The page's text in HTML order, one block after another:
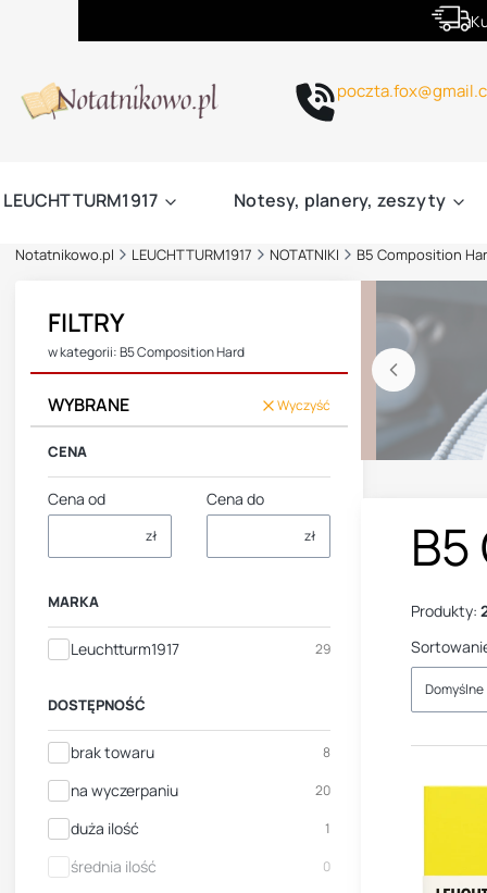
LEUCHTTURM1917 Notesy, planery, zeszyty
Notatnikowo.pl LEUCHTTURM1917 NOTATNIKI B5 Composition
FILTRY
w kategorii: B5 Composition Hard
WYBRANE Wyczyść
CENA
Cena od
zł
Cena do
zł
MARKA
MarkaLeuchtturm1917 29
DOSTĘPNOŚĆ
Dostępność
brak towaru 8
na wyczerpaniu 20
duża ilość 1
średnia ilość 0
Produkty:
Domyślne